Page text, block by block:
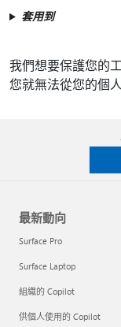
套用到
我們想要保護您的
您就無法從您的個
最新動向
Surface Pro
Surface Laptop
組織的 Copilot
供個人使用的 Copilot